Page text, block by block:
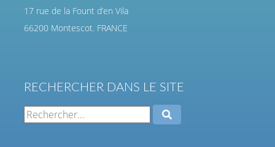
17 rue de la Fount d’en Vila
66200 Montescot. FRANCE
RECHERCHER DANS LE SITE